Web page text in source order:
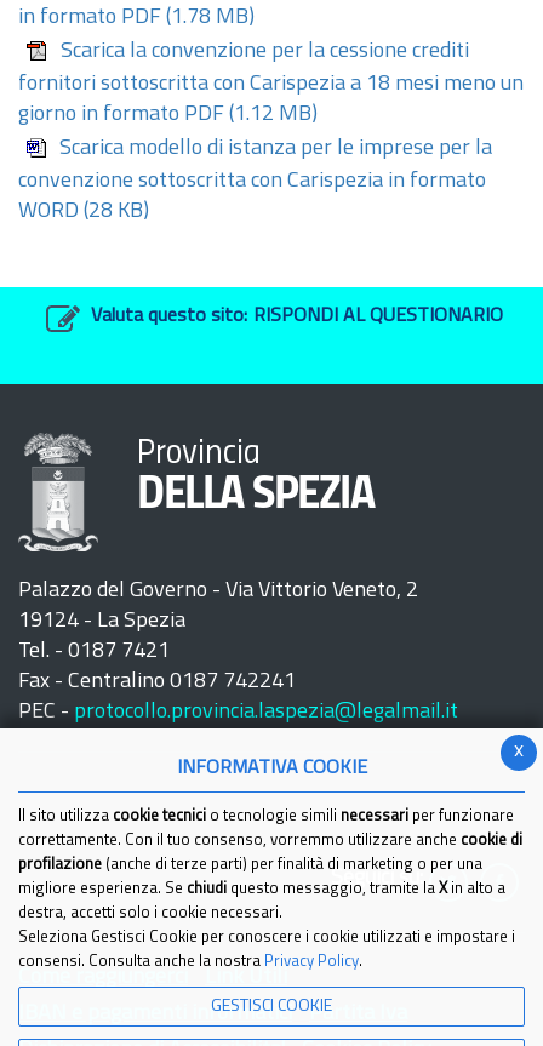
in formato PDF (1.78 MB)
Scarica la convenzione per la cessione crediti
fornitori sottoscritta con Carispezia a 18 mesi meno un
giorno in formato PDF (1.12 MB)
Scarica modello di istanza per le imprese per la
convenzione sottoscritta con Carispezia in formato
WORD (28 KB)
Valuta questo sito: RISPONDI AL QUESTIONARIO
Provincia
DELLA SPEZIA
Palazzo del Governo - Via Vittorio Veneto, 2
19124 - La Spezia
Tel. - 0187 7421
Fax - Centralino 0187 742241
PEC - protocollo.provincia.laspezia@legalmail.it
Seguici su:
IBAN e pagamenti informatici
Partita Iva
x
INFORMATIVA COOKIE
Il sito utilizza cookie tecnici o tecnologie simili necessari per funzionare
correttamente. Con il tuo consenso, vorremmo utilizzare anche cookie di
profilazione (anche di terze parti) per finalità di marketing o per una
migliore esperienza. Se chiudi questo messaggio, tramite la Xin alto a
destra, accetti solo i cookie necessari.
Seleziona Gestisci Cookie per conoscere i cookie utilizzati e impostare i
consensi. Consulta anche la nostra Privacy Policy.
GESTISCI COOKIE